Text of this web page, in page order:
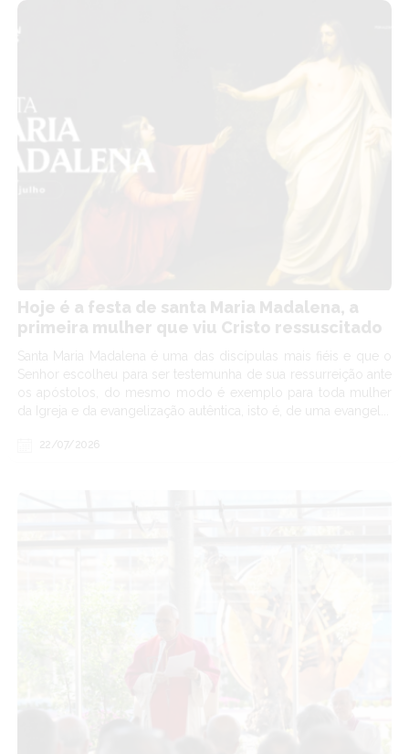
Hoje é a festa de santa Maria Madalena, a
primeira mulher que viu Cristo ressuscitado
Santa Maria Madalena é uma das discípulas mais fiéis e que o
Senhor escolheu para ser testemunha de sua ressurreição ante
os apóstolos, do mesmo modo é exemplo para toda mulher
da Igreja e da evangelização autêntica, isto é, de uma evangel...
22/07/2026